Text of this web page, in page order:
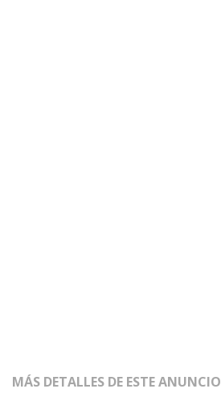
MÁS DETALLES DE ESTE ANUNCIO